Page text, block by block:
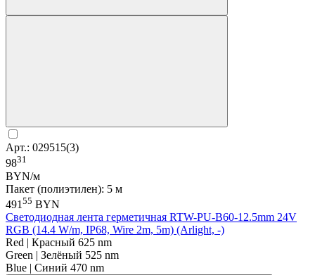
Арт.: 029515(3)
9831
BYN/м
Пакет (полиэтилен): 5 м
491 55 BYN
Светодиодная лента герметичная RTW-PU-B60-12.5mm 24V
RGB (14.4 W/m, IP68, Wire 2m, 5m) (Arlight, -)
Red | Красный 625 nm
Green | Зелёный 525 nm
Blue | Синий 470 nm